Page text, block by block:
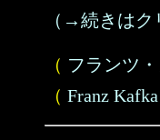
（→続きはク
（ フランツ
（ Franz Kafka